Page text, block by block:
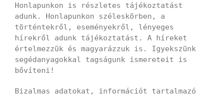
Honlapunkon is részletes tájékoztatást
adunk. Honlapunkon széleskörben, a
történtekről, eseményekről, lényeges
hírekről adunk tájékoztatást. A híreket
értelmezzük és magyarázzuk is. Igyekszünk
segédanyagokkal tagságunk ismereteit is
bővíteni!
Bizalmas adatokat, információt tartalmazó